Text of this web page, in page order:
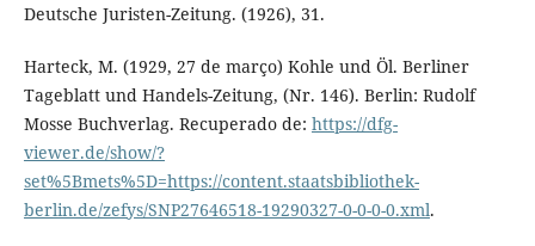
Deutsche Juristen-Zeitung. (1926), 31.
Harteck, M. (1929, 27 de março) Kohle und Öl. Berliner
Tageblatt und Handels-Zeitung, (Nr. 146). Berlin: Rudolf
Mosse Buchverlag. Recuperado de: https://dfg-
viewer.de/show/?
set%5Bmets%5D=https://content.staatsbibliothek-
berlin.de/zefys/SNP27646518-19290327-0-0-0-0.xml.